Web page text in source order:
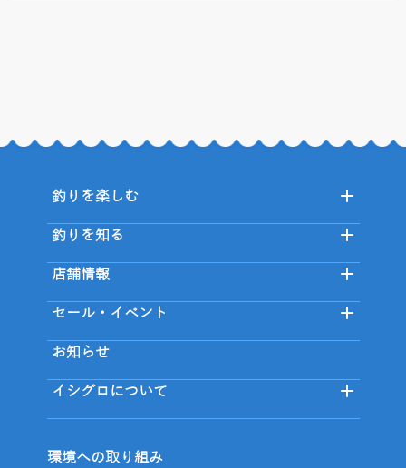
釣りを楽しむ
釣りを知る
店舗情報
セール・イベント
お知らせ
イシグロについて
環境への取り組み